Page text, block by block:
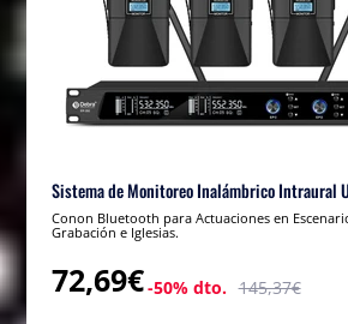
Sistema de Monitoreo Inalámbrico Intraural
Conon Bluetooth para Actuaciones en
Grabación e Iglesias.
72,69€-50% dto. 145,37€